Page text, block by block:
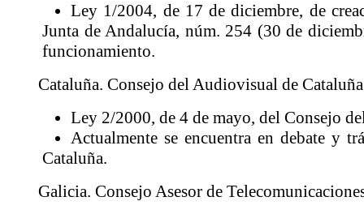
Ley 1/2004, de 17 de diciembre, de
Junta de Andalucía, núm. 254 (30 de
funcionamiento.
Cataluña. Consejo del Audiovisual de
Ley 2/2000, de 4 de mayo, del Consejo
Actualmente se encuentra en debate y
Cataluña.
Galicia. Consejo Asesor de